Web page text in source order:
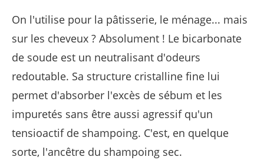
On l'utilise pour la pâtisserie, le ménage... mais
sur les cheveux ? Absolument ! Le bicarbonate
de soude est un neutralisant d'odeurs
redoutable. Sa structure cristalline fine lui
permet d'absorber l'excès de sébum et les
impuretés sans être aussi agressif qu'un
tensioactif de shampoing. C'est, en quelque
sorte, l'ancêtre du shampoing sec.